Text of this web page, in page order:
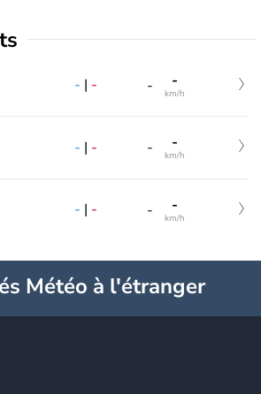
- | - - -
km/h
- | - - -
km/h
- | - - -
km/h
Météo à l'étranger